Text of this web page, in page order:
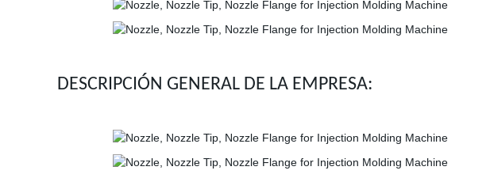
DESCRIPCIÓN GENERAL DE LA EMPRESA: